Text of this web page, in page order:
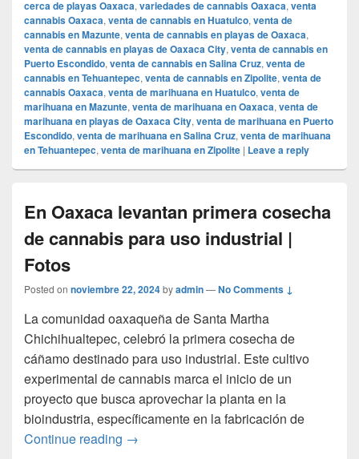
cerca de playas Oaxaca, variedades de cannabis Oaxaca, venta
cannabis Oaxaca, venta de cannabis en Huatulco, venta de
cannabis en Mazunte, venta de cannabis en playas de Oaxaca,
venta de cannabis en playas de Oaxaca City, venta de cannabis en
Puerto Escondido, venta de cannabis en Salina Cruz, venta de
cannabis en Tehuantepec, venta de cannabis en Zipolite, venta de
cannabis Oaxaca, venta de marihuana en Huatulco, venta de
marihuana en Mazunte, venta de marihuana en Oaxaca, venta de
marihuana en playas de Oaxaca City, venta de marihuana en Puerto
Escondido, venta de marihuana en Salina Cruz, venta de marihuana
en Tehuantepec, venta de marihuana en Zipolite | Leave a reply
En Oaxaca levantan primera cosecha
de cannabis para uso industrial |
Fotos
Posted on noviembre 22, 2024byadmin—No Comments ↓
La comunidad oaxaqueña de Santa Martha
Chichihualtepec, celebró la primera cosecha de
cáñamo destinado para uso industrial. Este cultivo
experimental de cannabis marca el inicio de un
proyecto que busca aprovechar la planta en la
bioindustria, específicamente en la fabricación de
Continue reading En Oaxaca levantan primera cosecha
→